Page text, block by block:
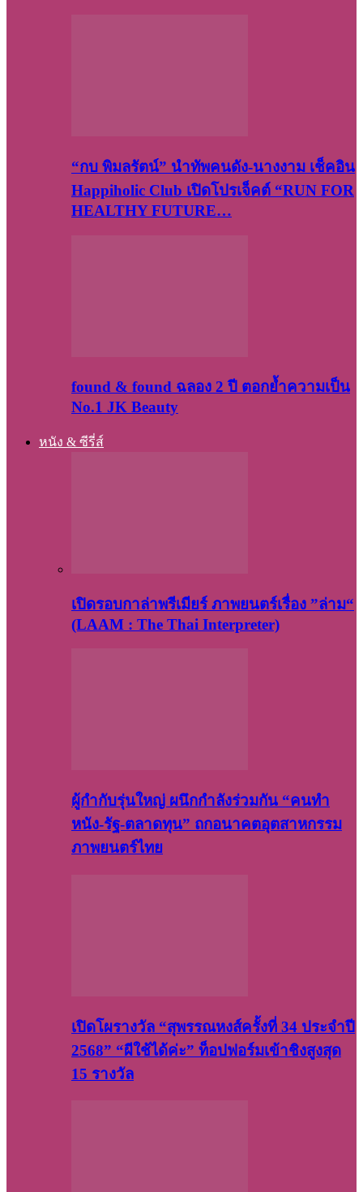
“กบ พิมลรัตน์” นำทัพคนดัง-นางงาม เช็คอิน
Happiholic Club เปิดโปรเจ็คต์ “RUN FOR
HEALTHY FUTURE…
found & found ฉลอง 2 ปี ตอกย้ำความเป็น
No.1 JK Beauty
หนัง & ซีรี่ส์
เปิดรอบกาล่าพรีเมียร์ ภาพยนตร์เรื่อง ”ล่าม“
(LAAM : The Thai Interpreter)
ผู้กำกับรุ่นใหญ่ ผนึกกำลังร่วมกัน “คนทำ
หนัง-รัฐ-ตลาดทุน” ถกอนาคตอุตสาหกรรม
ภาพยนตร์ไทย
เปิดโผรางวัล “สุพรรณหงส์ครั้งที่ 34 ประจำปี
2568” “ผีใช้ได้ค่ะ” ท็อปฟอร์มเข้าชิงสูงสุด
15 รางวัล